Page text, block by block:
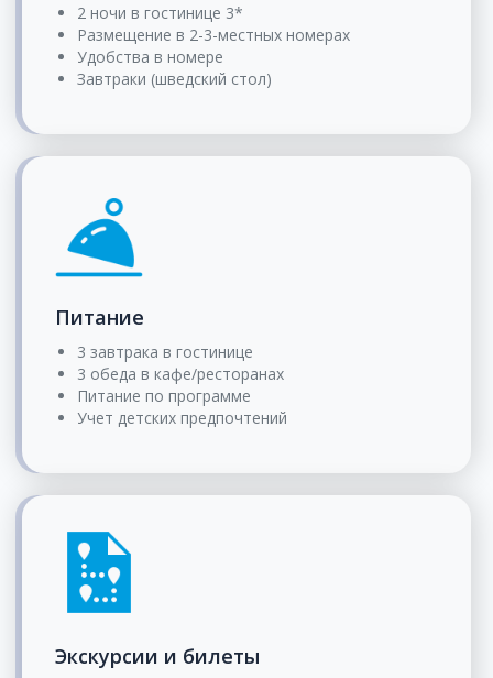
2 ночи в гостинице 3*
Размещение в 2-3-местных номерах
Удобства в номере
Завтраки (шведский стол)
Питание
3 завтрака в гостинице
3 обеда в кафе/ресторанах
Питание по программе
Учет детских предпочтений
Экскурсии и билеты